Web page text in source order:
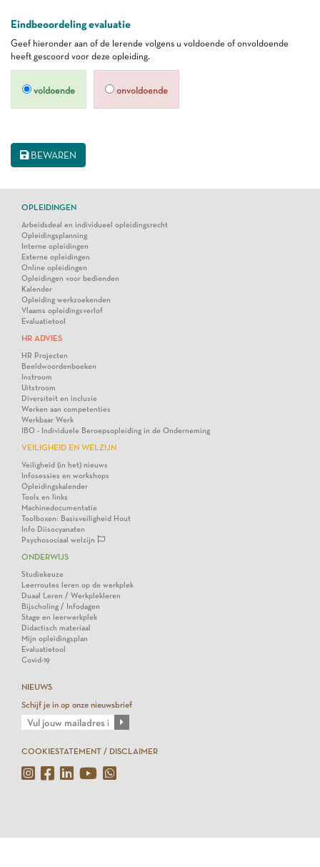
Eindbeoordeling evaluatie
Geef hieronder aan of de lerende volgens u voldoende of onvoldoende
heeft gescoord voor deze opleiding.
voldoende onvoldoende
BEWAREN
OPLEIDINGEN
Arbeidsdeal en individueel opleidingsrecht
Opleidingsplanning
Interne opleidingen
Externe opleidingen
Online opleidingen
Opleidingen voor bedienden
Kalender
Opleiding werkzoekenden
Vlaams opleidingsverlof
Evaluatietool
HR ADVIES
HR Projecten
Beeldwoordenboeken
Instroom
Uitstroom
Diversiteit en inclusie
Werken aan competenties
Werkbaar Werk
IBO - Individuele Beroepsopleiding in de Onderneming
VEILIGHEID EN WELZIJN
Veiligheid (in het) nieuws
Infosessies en workshops
Opleidingskalender
Tools en links
Machinedocumentatie
Toolboxen: Basisveiligheid Hout
Info Diisocyanaten
Psychosociaal welzijn
ONDERWIJS
Studiekeuze
Leerroutes leren op de werkplek
Duaal Leren / Werkplekleren
Bijscholing / Infodagen
Stage en leerwerkplek
Didactisch materiaal
Mijn opleidingsplan
Evaluatietool
Covid-19
NIEUWS
Schijf je in op onze nieuwsbrief
COOKIESTATEMENT / DISCLAIMER